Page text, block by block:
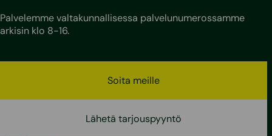
Palvelemme valtakunnallisessa palvelunumerossamme
arkisin klo 8-16.
Soita meille
Lähetä tarjouspyyntö